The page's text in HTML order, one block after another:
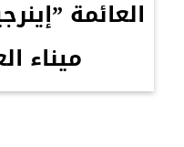
العائمة
ميناء